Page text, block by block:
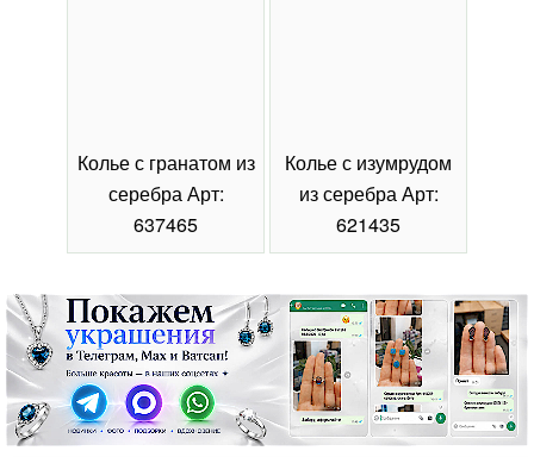
Колье с гранатом из
серебра Арт:
637465
Колье с изумрудом
из серебра Арт:
621435